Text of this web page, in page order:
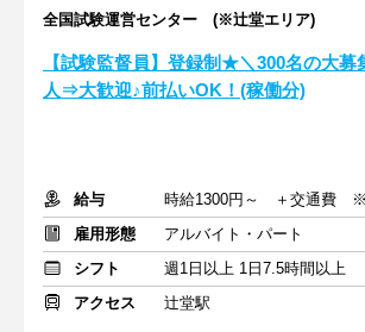
全国試験運営センター (※辻堂エリア)
【試験監督員】登録制★＼300名の大募
人⇒大歓迎♪前払いOK！(稼働分)
給与
雇用形態
アルバイト・パート
シフト
週1日以上 1日7.5時間以上
アクセス
辻堂駅